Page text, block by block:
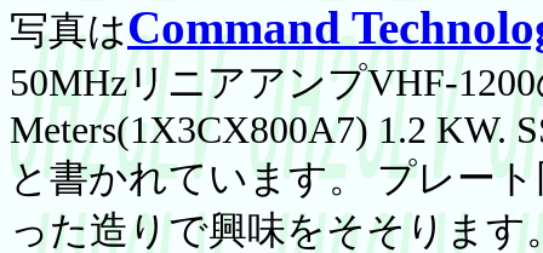
写真はCommand
50MHzリニアアンプVHF-
Meters(1X3CX800A7) 1.2 KW.
と書かれています。 プレー
った造りで興味をそそりま